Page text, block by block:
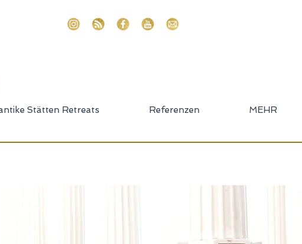
Stätten Retreats Referenzen MEHR